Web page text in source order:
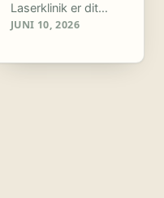
Laserklinik er dit…
JUNI 10, 2026